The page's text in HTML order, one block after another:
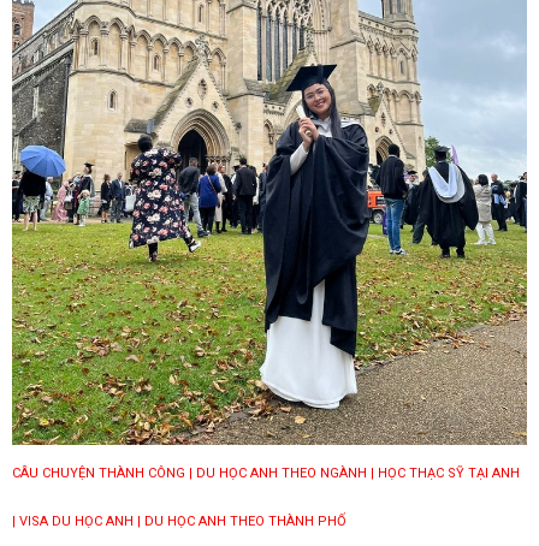
CÂU CHUYỆN THÀNH CÔNG | DU HỌC ANH THEO NGÀNH | HỌC THẠC SỸ TẠI ANH
| VISA DU HỌC ANH | DU HỌC ANH THEO THÀNH PHỐ